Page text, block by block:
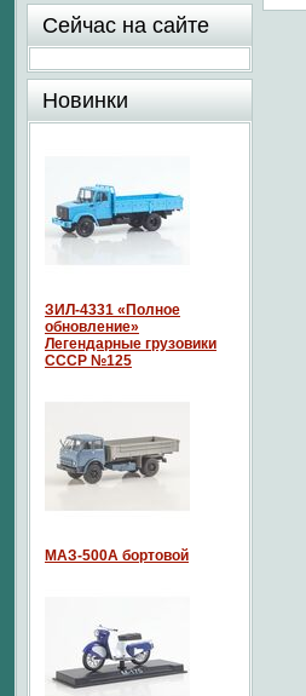
Сейчас на сайте
Новинки
ЗИЛ-4331 «Полное
обновление»
Легендарные грузовики
СССР №125
МАЗ-500А бортовой